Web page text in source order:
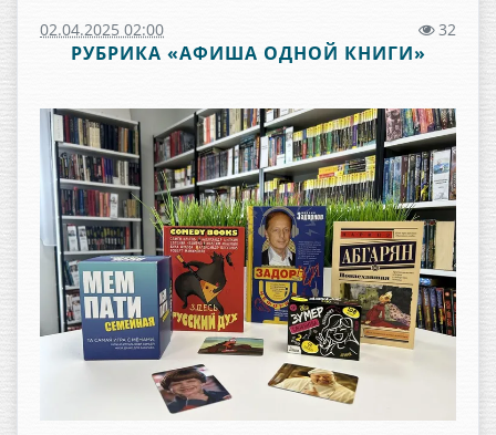
02.04.2025 02:00 32
РУБРИКА «АФИША ОДНОЙ КНИГИ»